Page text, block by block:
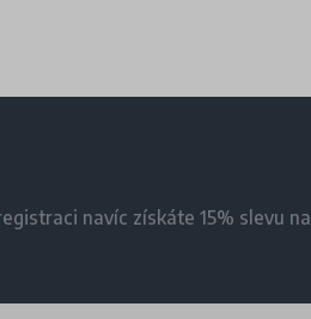
navíc získáte 15% slevu